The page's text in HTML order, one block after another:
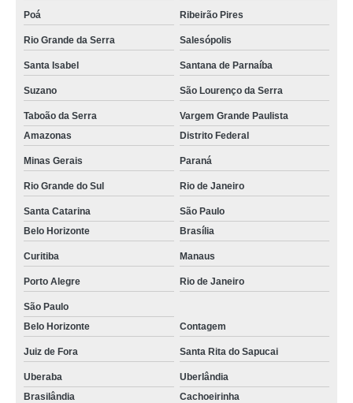
Poá Ribeirão Pires
Rio Grande da Serra Salesópolis
Santa Isabel Santana de Parnaíba
Suzano São Lourenço da Serra
Taboão da Serra
Vargem Grande Paulista
Amazonas
Distrito Federal
Minas Gerais Paraná
Rio Grande do Sul Rio de Janeiro
Santa Catarina
São Paulo
Belo Horizonte
Brasília
Curitiba Manaus
Porto Alegre Rio de Janeiro
São Paulo
Belo Horizonte
Contagem
Juiz de Fora Santa Rita do Sapucai
Uberaba
Uberlândia
Brasilândia
Cachoeirinha